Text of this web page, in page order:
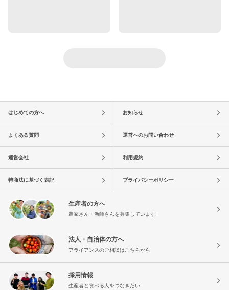
はじめての方へ お知らせ
よくある質問 運営へのお問い合わせ
運営会社 利用規約
特商法に基づく表記 プライバシーポリシー
生産者の方へ
農家さん・漁師さんを募集しています!
法人・自治体の方へ
アライアンスのご相談はこちらから
採用情報
生産者と食べる人をつなぎたい